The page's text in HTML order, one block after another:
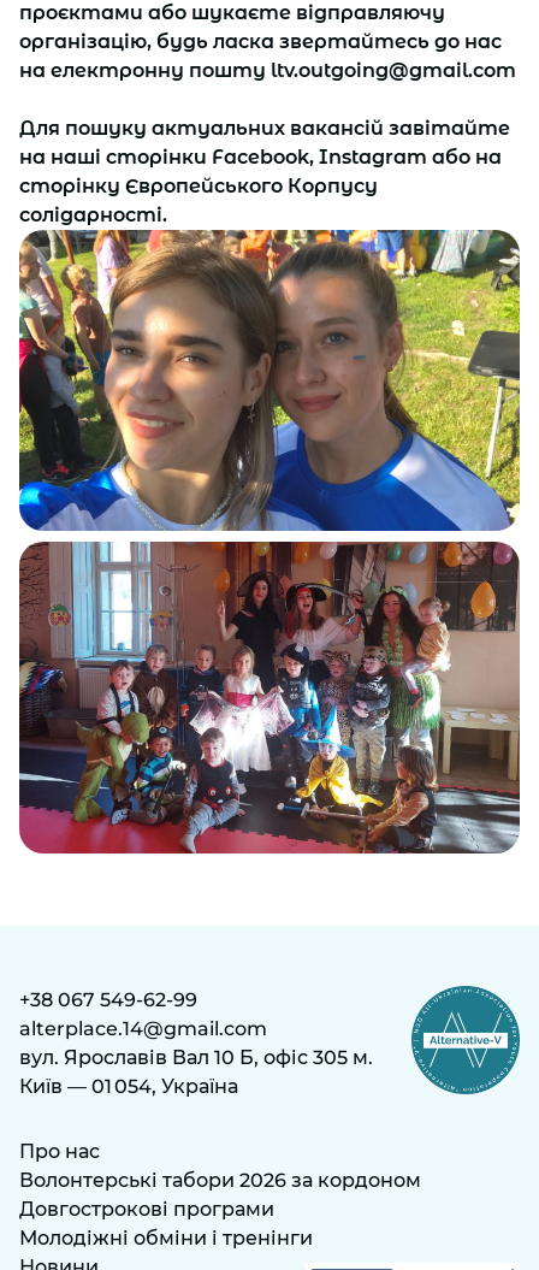
проєктами або шукаєте відправляючу
організацію, будь ласка звертайтесь до нас
на електронну пошту ltv.outgoing@gmail.com
Для пошуку актуальних вакансій завітайте
на наші сторінки Facebook, Instagram aбо на
сторінку Європейського Корпусу
солідарності.
+38 067 549-62-99
alterplace.14@gmail.com
вул. Ярославів Вал 10 Б, офіс 305 м.
Київ — 01 054, Україна
Про нас
Волонтерські табори 2026 за кордоном
Довгострокові програми
Молодіжні обміни і тренінги